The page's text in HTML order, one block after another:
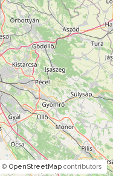
| © OpenStreetMap contributors